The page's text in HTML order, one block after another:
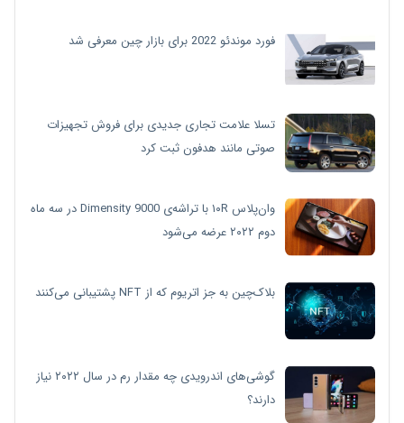
فورد موندئو 2022 برای بازار چین معرفی شد
تسلا علامت تجاری جدیدی برای فروش تجهیزات
صوتی مانند هدفون ثبت کرد
وان‌پلاس ۱۰R با تراشه‌ی Dimensity 9000 در سه ماه
دوم ۲۰۲۲ عرضه می‌شود
بلاک‌چین به جز اتریوم که از NFT پشتیبانی می‌کنند
گوشی‌های اندرویدی چه مقدار رم در سال ۲۰۲۲ نیاز
دارند؟